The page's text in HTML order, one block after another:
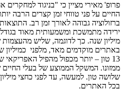
פרופ' מאירי מציין כי "בניגוד למחקרים
החיים על פני טווחי זמן קצרים הרבה
ברזולוציה גבוהה לאורך זמן רב.
מיליון שנה. כך לדוגמה, שליש
באתרים מוקדמים מאד, מלפני כמיליון
ממזונו. המשקל הממוצע של בעלי
שלושה טון. למעשה, עד לפני כחצי
בכל האתרים.